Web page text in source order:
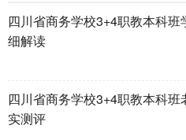
四川省商务学校3+4职教本科
细解读
四川省商务学校3+4职教本科
实测评